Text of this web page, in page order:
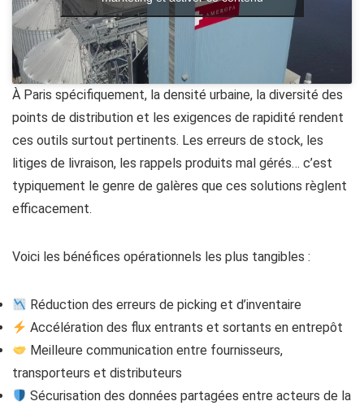
À Paris spécifiquement, la densité urbaine, la diversité des
points de distribution et les exigences de rapidité rendent
ces outils surtout pertinents. Les erreurs de stock, les
litiges de livraison, les rappels produits mal gérés… c’est
typiquement le genre de galères que ces solutions règlent
efficacement.
Voici les bénéfices opérationnels les plus tangibles :
Réduction des erreurs de picking et d’inventaire
Accélération des flux entrants et sortants en entrepôt
Meilleure communication entre fournisseurs,
transporteurs et distributeurs
Sécurisation des données partagées entre acteurs de la